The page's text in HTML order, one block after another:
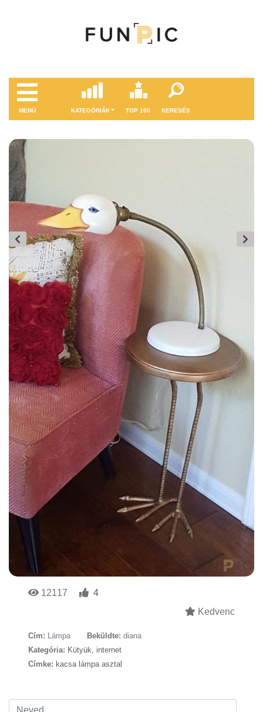
MENÜ KATEGÓRIÁK TOP 100 KERESÉS
12117
4
Kedvenc
Cím: Lámpa Beküldte: diana
Kategória: Kütyük, internet
Címke: kacsa lámpa asztal